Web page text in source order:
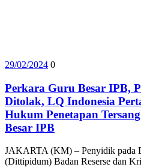
29/02/2024 0
Perkara Guru Besar IPB,
Ditolak, LQ Indonesia
Hukum Penetapan
Besar IPB
JAKARTA (KM) – Penyidik pada
(Dittipidum) Badan Reserse dan